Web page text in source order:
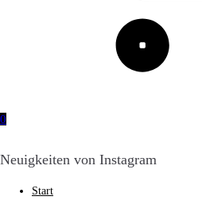
0
Neuigkeiten von Instagram
Start